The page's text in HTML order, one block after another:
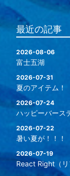
最近の記事
2026-08-06
富士五湖
2026-07-31
夏のアイテム！
2026-07-24
ハッピーバース
2026-07-22
暑い夏が！！！
2026-07-19
React Right（リ